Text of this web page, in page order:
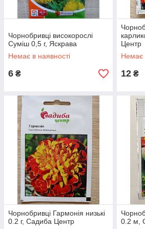
Чорнобривці високорослі
Суміш 0,5 г, Яскрава
Немає в наявності
6 ₴
Центр
Немає
12 ₴
Чорнобривці Гармонія низькі
0.2 г, Садиба Центр
0.2 м,